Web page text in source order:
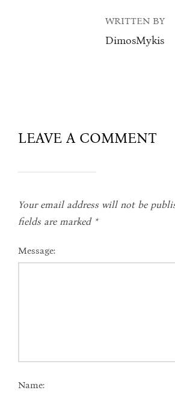
WRITTEN BY
DimosMykis
LEAVE A COMMENT
Your email address will not be
fields are marked *
Message:
Name: